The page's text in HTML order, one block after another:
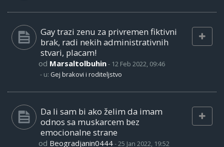
Gay trazi zenu za privremen fiktivni
brak, radi nekih administrativnih
stvari, placam!
od Marsaltolbuhin- 12 Feb 2022, 09:46
- u: Gej brakovi i roditeljstvo
Da li sam bi ako želim da imam
odnos sa muskarcem bez
emocionalne strane
od Beogradjanin0444-25 Jan 2022, 19:52